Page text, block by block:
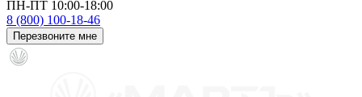
ПН-ПТ 10:00-18:00
8 (800) 100-18-46
Перезвоните мне